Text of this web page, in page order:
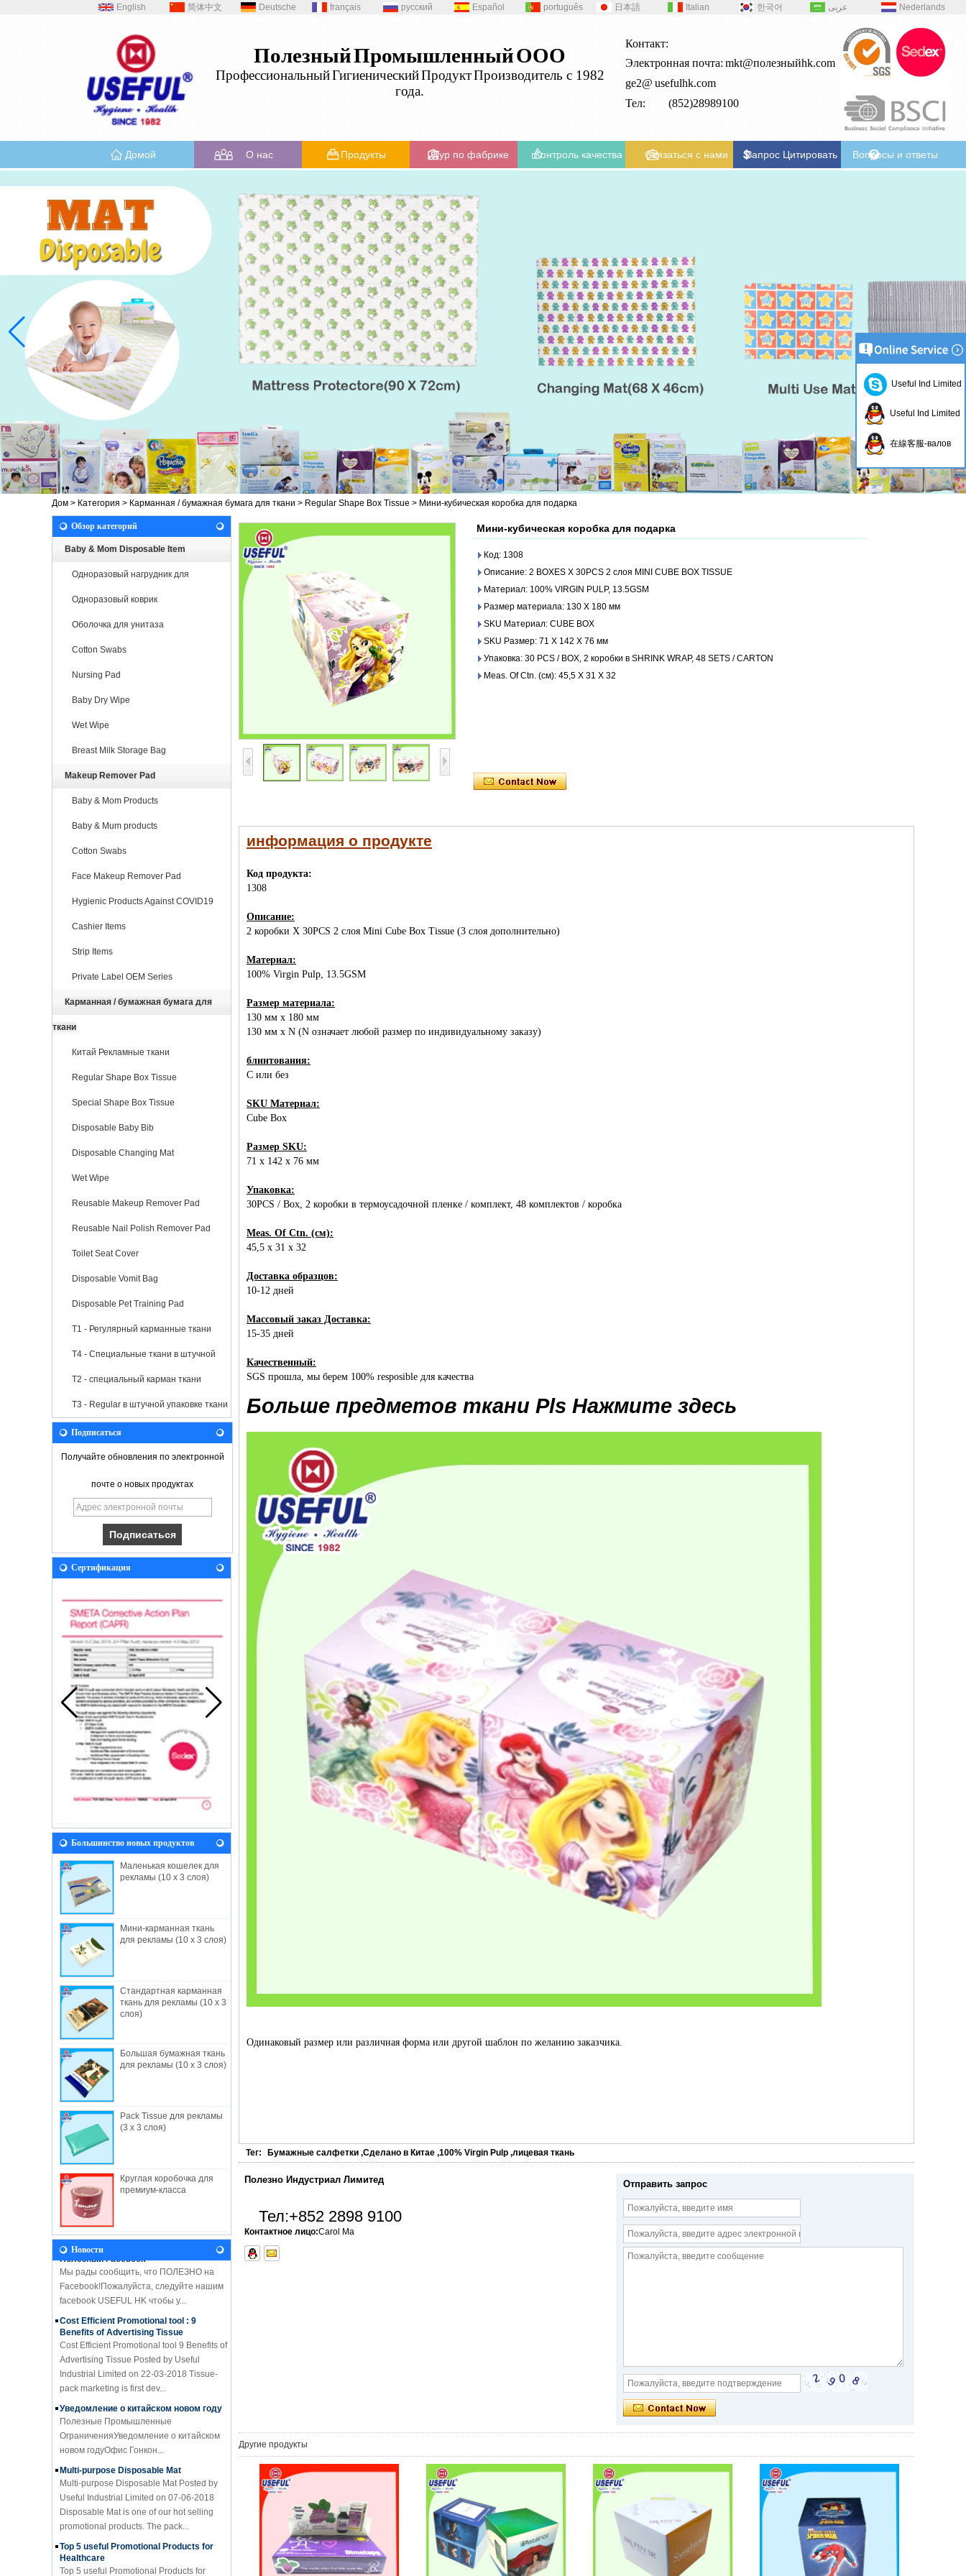
English 简体中文 Deutsche français русский Español português 日本語 Italian 한국어 عربى Nederlands
ПолезныйПромышленныйООО
ПрофессиональныйГигиеническийПродуктПроизводитель с 1982
года.
Контакт:
Электронная почта: mkt@полезныйhk.com
ge2@ usefulhk.com
Тел: (852)28989100
Домой О нас Продукты Тур по фабрике Контроль качества Связаться с нами Запрос Цитировать Вопросы и ответы
Дом > Категория > Карманная / бумажная бумага для ткани > Regular Shape Box Tissue > Мини-кубическая коробка для подарка
Обзор категорий
Baby & Mom Disposable Item
Одноразовый нагрудник для
новорожденных
Одноразовый коврик
Оболочка для унитаза
Cotton Swabs
Nursing Pad
Baby Dry Wipe
Wet Wipe
Breast Milk Storage Bag
Makeup Remover Pad
Baby & Mom Products
Baby & Mum products
Cotton Swabs
Face Makeup Remover Pad
Hygienic Products Against COVID19
Cashier Items
Strip Items
Private Label OEM Series
Карманная / бумажная бумага для
ткани
Китай Рекламные ткани
Regular Shape Box Tissue
Special Shape Box Tissue
Disposable Baby Bib
Disposable Changing Mat
Wet Wipe
Reusable Makeup Remover Pad
Reusable Nail Polish Remover Pad
Toilet Seat Cover
Disposable Vomit Bag
Disposable Pet Training Pad
T1 - Регулярный карманные ткани
T4 - Специальные ткани в штучной
упаковке
T2 - специальный карман ткани
T3 - Regular в штучной упаковке ткани
Подписаться
Получайте обновления по электронной
почте о новых продуктах
Сертификация
Большинство новых продуктов
Маленькая кошелек для
рекламы (10 x 3 слоя)
Мини-карманная ткань
для рекламы (10 x 3 слоя)
Стандартная карманная
ткань для рекламы (10 x 3
слоя)
Большая бумажная ткань
для рекламы (10 x 3 слоя)
Pack Tissue для рекламы
(3 x 3 слоя)
Круглая коробочка для
премиум-класса
Новости
О нас
Полезные промышленные ограничения,
создан в 1982, — Гонконгский завод-
изготовитель,...
НОВОСТИ
Давайте приедем к нам во время Baby
Fair 2018! Мы будем рады видеть вас
там! Выставка прод...
Видение
В будущем полезно будет продолжать
разработку принципов и ценностей,
вытекающих ...
Полезный Facebook
Мы рады сообщить, что ПОЛЕЗНО на
Facebook!Пожалуйста, следуйте нашим
facebook USEFUL HK чтобы у...
Cost Efficient Promotional tool : 9
Benefits of Advertising Tissue
Cost Efficient Promotional tool 9 Benefits of
Advertising Tissue Posted by Useful
Industrial Limited on 22-03-2018 Tissue-
pack marketing is first dev...
Уведомление о китайском новом году
Полезные Промышленные
ОграниченияУведомление о китайском
новом годуОфис Гонкон...
Multi-purpose Disposable Mat
Multi-purpose Disposable Mat Posted by
Useful Industrial Limited on 07-06-2018
Disposable Mat is one of our hot selling
promotional products. The pack...
Top 5 useful Promotional Products for
Healthcare
Top 5 useful Promotional Products for
Healthcare Posted by Useful Industrial
Мини-кубическая коробка для подарка
Код: 1308
Описание: 2 BOXES X 30PCS 2 слоя MINI CUBE BOX TISSUE
Материал: 100% VIRGIN PULP, 13.5GSM
Размер материала: 130 X 180 мм
SKU Материал: CUBE BOX
SKU Размер: 71 X 142 X 76 мм
Упаковка: 30 PCS / BOX, 2 коробки в SHRINK WRAP, 48 SETS / CARTON
Meas. Of Ctn. (см): 45,5 X 31 X 32
информация о продукте
Код продукта:
1308
Описание:
2 коробки X 30PCS 2 слоя Mini Cube Box Tissue (3 слоя дополнительно)
Материал:
100% Virgin Pulp, 13.5GSM
Размер материала:
130 мм x 180 мм
130 мм x N (N означает любой размер по индивидуальному заказу)
блинтования:
С или без
SKU Материал:
Cube Box
Размер SKU:
71 x 142 x 76 мм
Упаковка:
30PCS / Box, 2 коробки в термоусадочной пленке / комплект, 48 комплектов / коробка
Meas. Of Ctn. (см):
45,5 x 31 x 32
Доставка образцов:
10-12 дней
Массовый заказ Доставка:
15-35 дней
Качественный:
SGS прошла, мы берем 100% resposible для качества
Больше предметов ткани Pls Нажмите здесь
Одинаковый размер или различная форма или другой шаблон по желанию заказчика.
Тег: Бумажные салфетки ,Сделано в Китае ,100% Virgin Pulp ,лицевая ткань
Полезно Индустриал Лимитед
Тел:+852 2898 9100
Контактное лицо:Carol Ma
Отправить запрос
Другие продукты
Useful Ind Limited
Useful Ind Limited
在線客服-валов